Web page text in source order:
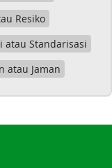
Resiko
atau Standarisasi
atau Jaman